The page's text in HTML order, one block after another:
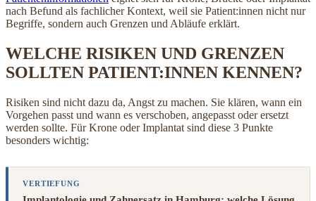
nach Befund als fachlicher Kontext, weil sie Patient:innen nicht nur
Begriffe, sondern auch Grenzen und Abläufe erklärt.
WELCHE RISIKEN UND GRENZEN
SOLLTEN PATIENT:INNEN KENNEN?
Risiken sind nicht dazu da, Angst zu machen. Sie klären, wann ein
Vorgehen passt und wann es verschoben, angepasst oder ersetzt
werden sollte. Für Krone oder Implantat sind diese 3 Punkte
besonders wichtig:
VERTIEFUNG